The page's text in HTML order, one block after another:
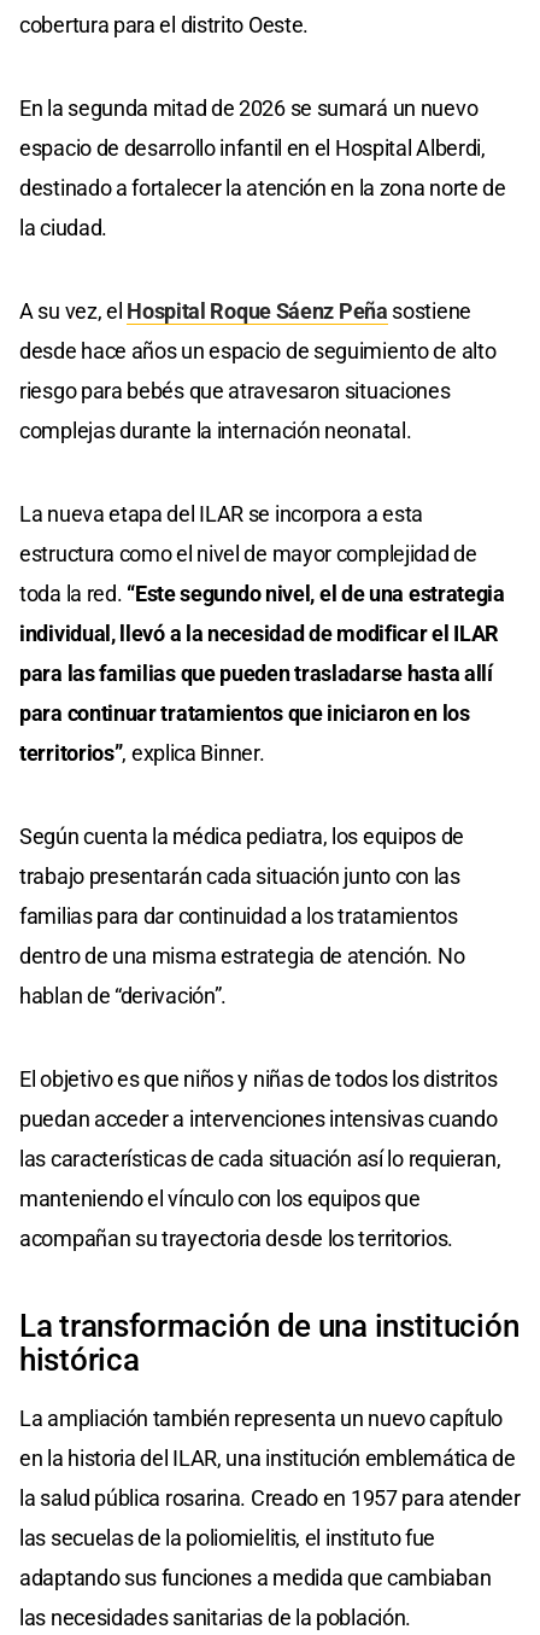
cobertura para el distrito Oeste.
En la segunda mitad de 2026 se sumará un nuevo
espacio de desarrollo infantil en el Hospital Alberdi,
destinado a fortalecer la atención en la zona norte de
la ciudad.
A su vez, el Hospital Roque Sáenz Peña sostiene
desde hace años un espacio de seguimiento de alto
riesgo para bebés que atravesaron situaciones
complejas durante la internación neonatal.
La nueva etapa del ILAR se incorpora a esta
estructura como el nivel de mayor complejidad de
toda la red. “Este segundo nivel, el de una estrategia
individual, llevó a la necesidad de modificar el ILAR
para las familias que pueden trasladarse hasta allí
para continuar tratamientos que iniciaron en los
territorios”, explica Binner.
Según cuenta la médica pediatra, los equipos de
trabajo presentarán cada situación junto con las
familias para dar continuidad a los tratamientos
dentro de una misma estrategia de atención. No
hablan de “derivación”.
El objetivo es que niños y niñas de todos los distritos
puedan acceder a intervenciones intensivas cuando
las características de cada situación así lo requieran,
manteniendo el vínculo con los equipos que
acompañan su trayectoria desde los territorios.
La transformación de una institución
histórica
La ampliación también representa un nuevo capítulo
en la historia del ILAR, una institución emblemática de
la salud pública rosarina. Creado en 1957 para atender
las secuelas de la poliomielitis, el instituto fue
adaptando sus funciones a medida que cambiaban
las necesidades sanitarias de la población.